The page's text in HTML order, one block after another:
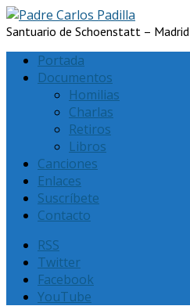
Santuario de Schoenstatt – Madrid
Portada
Documentos
Homilias
Charlas
Retiros
Libros
Canciones
Enlaces
Suscríbete
Contacto
RSS
Twitter
Facebook
YouTube